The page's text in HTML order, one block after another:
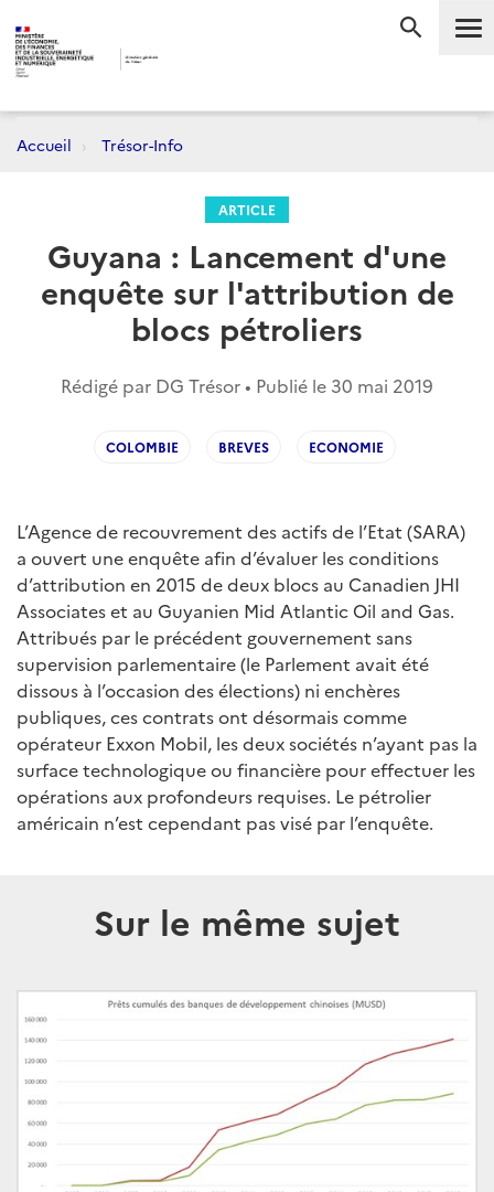
Accueil Trésor-Info
ARTICLE
Guyana : Lancement d'une
enquête sur l'attribution de
blocs pétroliers
Rédigé par DG Trésor • Publié le 30 mai 2019
COLOMBIE BREVES ECONOMIE
L’Agence de recouvrement des actifs de l’Etat (SARA)
a ouvert une enquête afin d’évaluer les conditions
d’attribution en 2015 de deux blocs au Canadien JHI
Associates et au Guyanien Mid Atlantic Oil and Gas.
Attribués par le précédent gouvernement sans
supervision parlementaire (le Parlement avait été
dissous à l’occasion des élections) ni enchères
publiques, ces contrats ont désormais comme
opérateur Exxon Mobil, les deux sociétés n’ayant pas la
surface technologique ou financière pour effectuer les
opérations aux profondeurs requises. Le pétrolier
américain n’est cependant pas visé par l’enquête.
Sur le même sujet